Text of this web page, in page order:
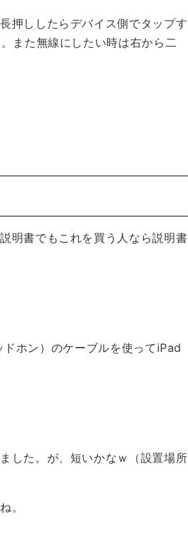
押ししたらデバイス側でタップす
また無線にしたい時は右から二
明書でもこれを買う人なら説明書
ホン）のケーブルを使ってiPad
した。が、短いかなｗ（設置場所
。